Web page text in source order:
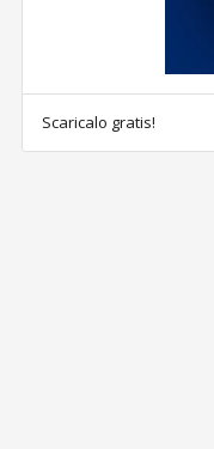
Scaricalo gratis!